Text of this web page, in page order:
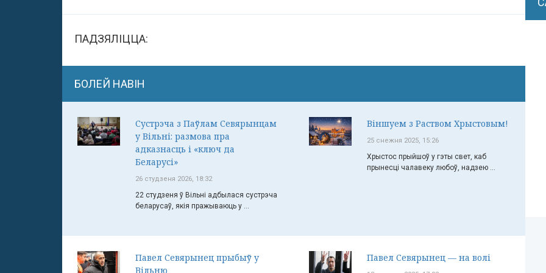
ПАДЗЯЛІЦЦА:
БОЛЕЙ НАВІН
Сустрэча з Паўлам Севярынцам
у Вільні: размова пра
адказнасць і «ключ да
Беларусі»
26 студзеня 2026, 18:32
22 студзеня ў Вільні адбылася сустрэча
беларусаў, якія пражываюць у ...
Віншуем з Раством Хрыстовым!
25 снежня 2025, 15:26
Хрыстос прыйшоў у гэты свет, каб
прынесці чалавеку любоў, надзею ...
Павел Севярынец прыбыў у
Вільню
Павел Севярынец — на волі